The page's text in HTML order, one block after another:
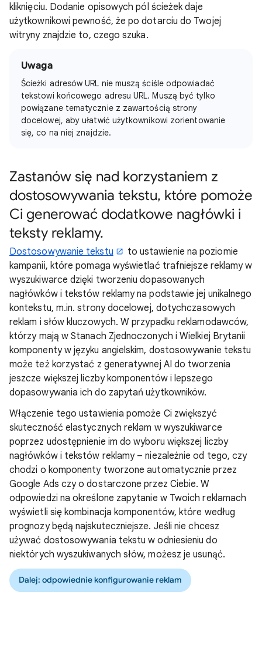
kliknięciu. Dodanie opisowych pól ścieżek daje
użytkownikowi pewność, że po dotarciu do Twojej
witryny znajdzie to, czego szuka.
Uwaga
Ścieżki adresów URL nie muszą ściśle odpowiadać
tekstowi końcowego adresu URL. Muszą być tylko
powiązane tematycznie z zawartością strony
docelowej, aby ułatwić użytkownikowi zorientowanie
się, co na niej znajdzie.
Zastanów się nad korzystaniem z
dostosowywania tekstu, które pomoże
Ci generować dodatkowe nagłówki i
teksty reklamy.
Dostosowywanie tekstu
to ustawienie na poziomie
kampanii, które pomaga wyświetlać trafniejsze reklamy w
wyszukiwarce dzięki tworzeniu dopasowanych
nagłówków i tekstów reklamy na podstawie jej unikalnego
kontekstu, m.in. strony docelowej, dotychczasowych
reklam i słów kluczowych. W przypadku reklamodawców,
którzy mają w Stanach Zjednoczonych i Wielkiej Brytanii
komponenty w języku angielskim, dostosowywanie tekstu
może też korzystać z generatywnej AI do tworzenia
jeszcze większej liczby komponentów i lepszego
dopasowywania ich do zapytań użytkowników.
Włączenie tego ustawienia pomoże Ci zwiększyć
skuteczność elastycznych reklam w wyszukiwarce
poprzez udostępnienie im do wyboru większej liczby
nagłówków i tekstów reklamy – niezależnie od tego, czy
chodzi o komponenty tworzone automatycznie przez
Google Ads czy o dostarczone przez Ciebie. W
odpowiedzi na określone zapytanie w Twoich reklamach
wyświetli się kombinacja komponentów, które według
prognozy będą najskuteczniejsze. Jeśli nie chcesz
używać dostosowywania tekstu w odniesieniu do
niektórych wyszukiwanych słów, możesz je usunąć.
Dalej: odpowiednie konfigurowanie reklam